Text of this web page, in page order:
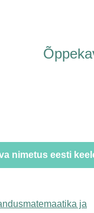
nimetus eesti
ja